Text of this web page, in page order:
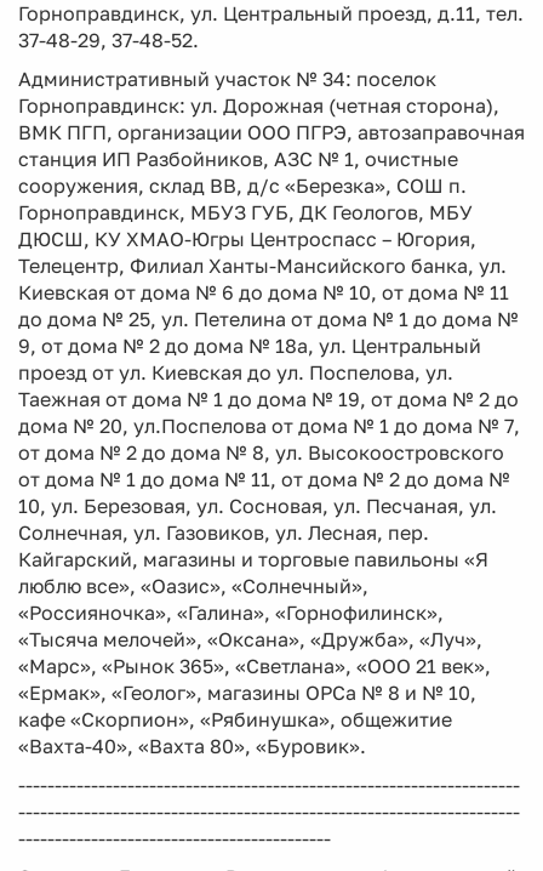
Горноправдинск, ул. Центральный проезд, д.11, тел.
37-48-29, 37-48-52.
Административный участок № 34: поселок
Горноправдинск: ул. Дорожная (четная сторона),
ВМК ПГП, организации ООО ПГРЭ, автозаправочная
станция ИП Разбойников, АЗС № 1, очистные
сооружения, склад ВВ, д/с «Березка», СОШ п.
Горноправдинск, МБУЗ ГУБ, ДК Геологов, МБУ
ДЮСШ, КУ ХМАО-Югры Центроспасс – Югория,
Телецентр, Филиал Ханты-Мансийского банка, ул.
Киевская от дома № 6 до дома № 10, от дома № 11
до дома № 25, ул. Петелина от дома № 1 до дома №
9, от дома № 2 до дома № 18а, ул. Центральный
проезд от ул. Киевская до ул. Поспелова, ул.
Таежная от дома № 1 до дома № 19, от дома № 2 до
дома № 20, ул.Поспелова от дома № 1 до дома № 7,
от дома № 2 до дома № 8, ул. Высокоостровского
от дома № 1 до дома № 11, от дома № 2 до дома №
10, ул. Березовая, ул. Сосновая, ул. Песчаная, ул.
Солнечная, ул. Газовиков, ул. Лесная, пер.
Кайгарский, магазины и торговые павильоны «Я
люблю все», «Оазис», «Солнечный»,
«Россияночка», «Галина», «Горнофилинск»,
«Тысяча мелочей», «Оксана», «Дружба», «Луч»,
«Марс», «Рынок 365», «Светлана», «ООО 21 век»,
«Ермак», «Геолог», магазины ОРСа № 8 и № 10,
кафе «Скорпион», «Рябинушка», общежитие
«Вахта-40», «Вахта 80», «Буровик».
---------------------------------------------------------------------
---------------------------------------------------------------------
-------------------------------------------